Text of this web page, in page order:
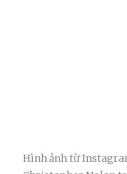
Hình ảnh từ